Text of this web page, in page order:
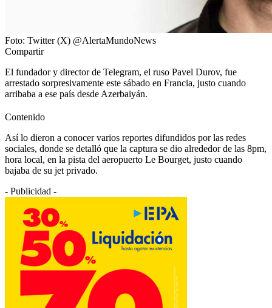
Foto: Twitter (X) @AlertaMundoNews
Compartir
El fundador y director de Telegram, el ruso Pavel Durov, fue
arrestado sorpresivamente este sábado en Francia, justo cuando
arribaba a ese país desde Azerbaiyán.
Contenido
Así lo dieron a conocer varios reportes difundidos por las redes
sociales, donde se detalló que la captura se dio alrededor de las 8pm,
hora local, en la pista del aeropuerto Le Bourget, justo cuando
bajaba de su jet privado.
- Publicidad -